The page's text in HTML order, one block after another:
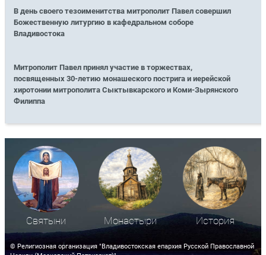
В день своего тезоименитства митрополит Павел совершил
Божественную литургию в кафедральном соборе
Владивостока
Митрополит Павел принял участие в торжествах,
посвященных 30-летию монашеского пострига и иерейской
хиротонии митрополита Сыктывкарского и Коми-Зырянского
Филиппа
Святыни Монастыри История
© Религиозная организация "Владивостокская епархия Русской Православной